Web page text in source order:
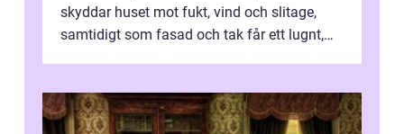
skyddar huset mot fukt, vind och slitage,
samtidigt som fasad och tak får ett lugnt,